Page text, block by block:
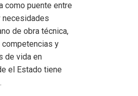
como puente entre
necesidades
de obra técnica,
y
de vida en
el Estado tiene